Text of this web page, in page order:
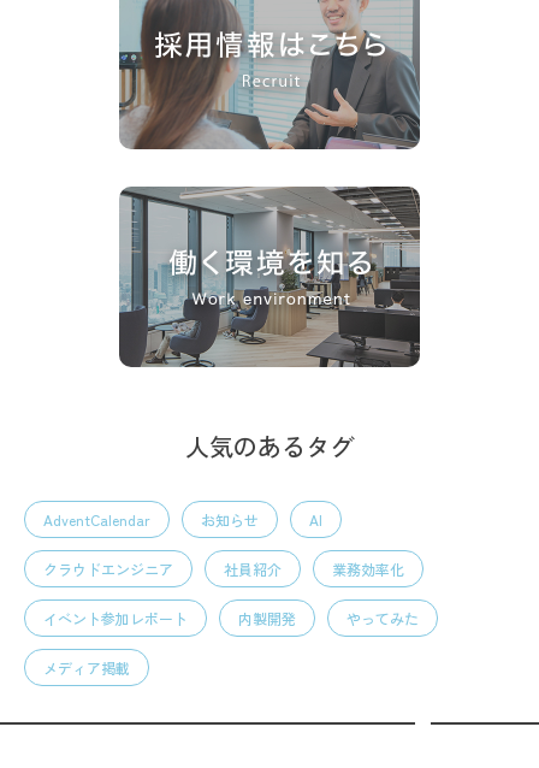
人気のあるタグ
AdventCalendar お知らせ AI
クラウドエンジニア 社員紹介 業務効率化
イベント参加レポート 内製開発 やってみた
メディア掲載